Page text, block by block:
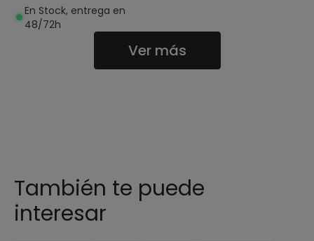
En Stock, entrega en
48/72h
Ver más
También te puede
interesar